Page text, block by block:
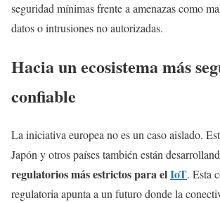
seguridad mínimas frente a amenazas como
datos o intrusiones no autorizadas.
Hacia un ecosistema más
confiable
La iniciativa europea no es un caso aislado.
Japón y otros países también están
regulatorios más estrictos para elIoT. Esta
regulatoria apunta a un futuro donde la